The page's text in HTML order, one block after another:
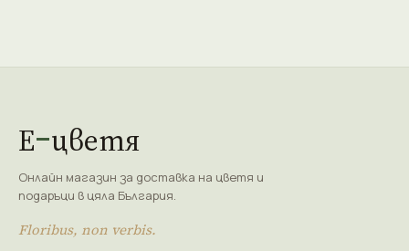
Е цветя
Онлайн магазин за доставка на цветя и
подаръци в цяла България.
Floribus, non verbis.